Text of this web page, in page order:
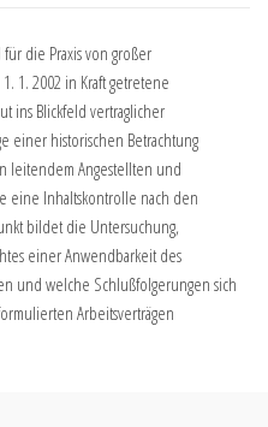
die Praxis von großer
1. 2002 in Kraft getretene
ins Blickfeld vertraglicher
einer historischen Betrachtung
leitendem Angestellten und
eine Inhaltskontrolle nach den
bildet die Untersuchung,
einer Anwendbarkeit des
und welche Schlußfolgerungen sich
Arbeitsverträgen